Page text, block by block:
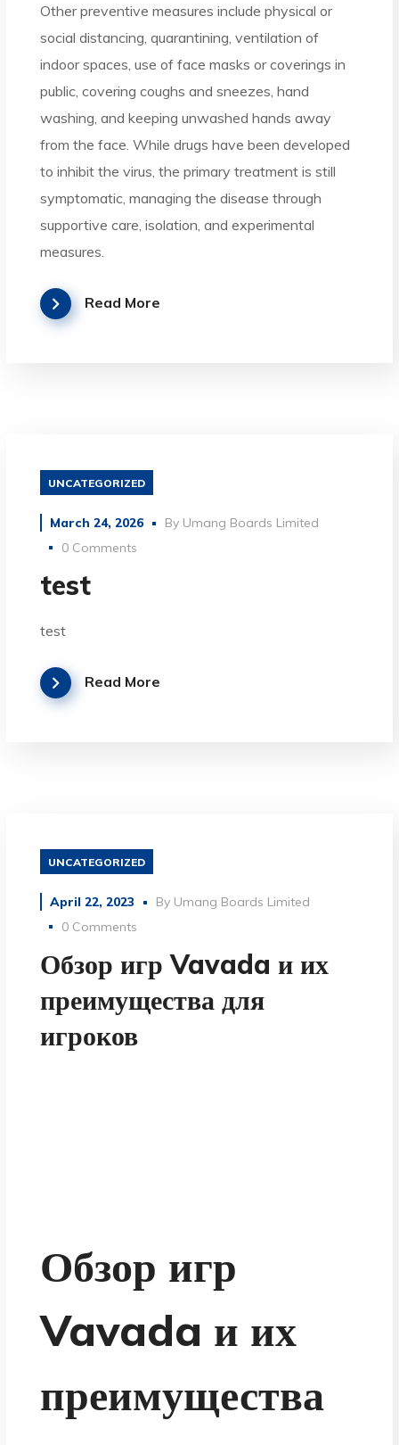
Other preventive measures include physical or
social distancing, quarantining, ventilation of
indoor spaces, use of face masks or coverings in
public, covering coughs and sneezes, hand
washing, and keeping unwashed hands away
from the face. While drugs have been developed
to inhibit the virus, the primary treatment is still
symptomatic, managing the disease through
supportive care, isolation, and experimental
measures.
Read More
UNCATEGORIZED
March 24, 2026 By Umang Boards Limited
0 Comments
test
test
Read More
UNCATEGORIZED
April 22, 2023 By Umang Boards Limited
0 Comments
Обзор игр Vavada и их
преимущества для
игроков
Обзор игр
Vavada и их
преимущества